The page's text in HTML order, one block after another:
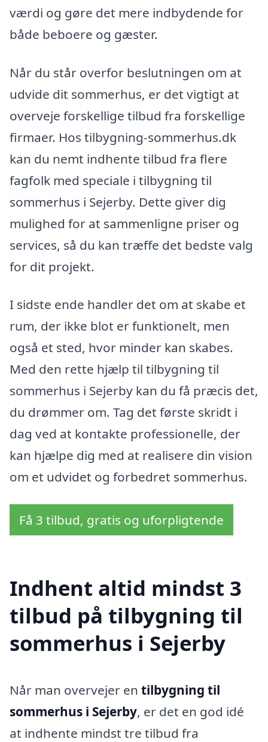
værdi og gøre det mere indbydende for
både beboere og gæster.
Når du står overfor beslutningen om at
udvide dit sommerhus, er det vigtigt at
overveje forskellige tilbud fra forskellige
firmaer. Hos tilbygning-sommerhus.dk
kan du nemt indhente tilbud fra flere
fagfolk med speciale i tilbygning til
sommerhus i Sejerby. Dette giver dig
mulighed for at sammenligne priser og
services, så du kan træffe det bedste valg
for dit projekt.
I sidste ende handler det om at skabe et
rum, der ikke blot er funktionelt, men
også et sted, hvor minder kan skabes.
Med den rette hjælp til tilbygning til
sommerhus i Sejerby kan du få præcis det,
du drømmer om. Tag det første skridt i
dag ved at kontakte professionelle, der
kan hjælpe dig med at realisere din vision
om et udvidet og forbedret sommerhus.
Få 3 tilbud, gratis og uforpligtende
Indhent altid mindst 3
tilbud på tilbygning til
sommerhus i Sejerby
Når man overvejer en tilbygning til
sommerhus i Sejerby, er det en god idé
at indhente mindst tre tilbud fra